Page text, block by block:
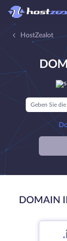
HostZealot
DOMAIN
.